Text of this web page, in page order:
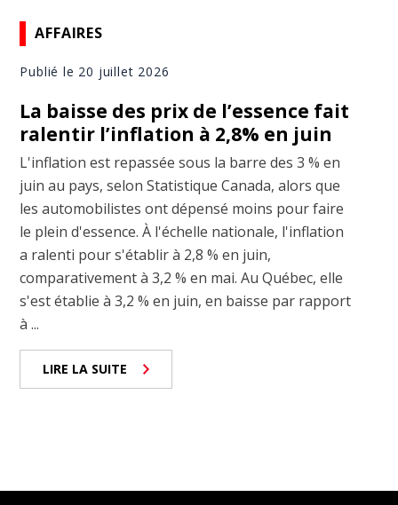
AFFAIRES
Publié le 20 juillet 2026
La baisse des prix de l’essence fait
ralentir l’inflation à 2,8% en juin
L'inflation est repassée sous la barre des 3 % en
juin au pays, selon Statistique Canada, alors que
les automobilistes ont dépensé moins pour faire
le plein d'essence. À l'échelle nationale, l'inflation
a ralenti pour s'établir à 2,8 % en juin,
comparativement à 3,2 % en mai. Au Québec, elle
s'est établie à 3,2 % en juin, en baisse par rapport
à ...
LIRE LA SUITE